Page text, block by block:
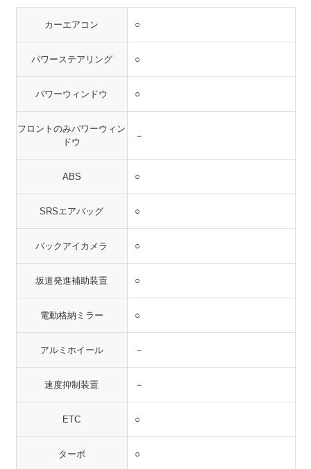
カーエアコン ○
パワーステアリング ○
パワーウィンドウ ○
フロントのみパワーウィン
ドウ
－
ABS ○
SRSエアバッグ ○
バックアイカメラ ○
坂道発進補助装置 ○
電動格納ミラー ○
アルミホイール －
速度抑制装置 －
ETC ○
ターボ ○